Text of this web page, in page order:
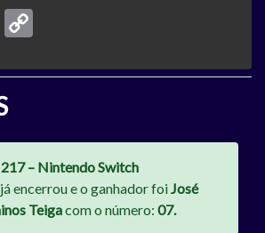
WhatsApp
217 – Nintendo Switch
já encerrou e o ganhador foiJosé
Teigacom o número: 07.